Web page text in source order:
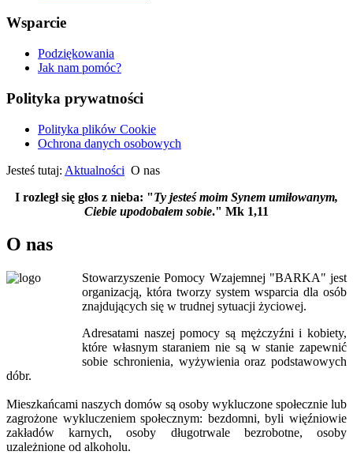
Wsparcie
Podziękowania
Jak nam pomóc?
Polityka prywatności
Polityka plików Cookie
Ochrona danych osobowych
Jesteś tutaj: Aktualności O nas
I rozległ się głos z nieba: "Ty jesteś moim Synem umiłowanym,
Ciebie upodobałem sobie." Mk 1,11
O nas
Stowarzyszenie Pomocy Wzajemnej "BARKA" jest
organizacją, która tworzy system wsparcia dla osób
znajdujących się w trudnej sytuacji życiowej.
Adresatami naszej pomocy są mężczyźni i kobiety,
które własnym staraniem nie są w stanie zapewnić
sobie schronienia, wyżywienia oraz podstawowych
dóbr.
Mieszkańcami naszych domów są osoby wykluczone społecznie lub
zagrożone wykluczeniem społecznym: bezdomni, byli więźniowie
zakładów karnych, osoby długotrwale bezrobotne, osoby
uzależnione od alkoholu.